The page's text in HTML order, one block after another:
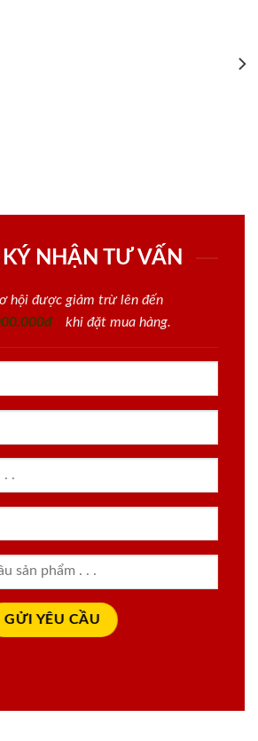
NHẬN TƯ VẤN
hội được giảm trừ lên đến
khi đặt mua hàng.